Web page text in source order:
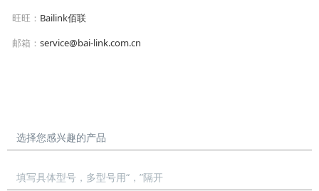
旺旺： Bailink佰联
邮箱：service@bai-link.com.cn